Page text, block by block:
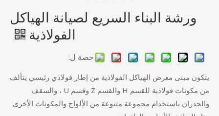
ورشة البناء السريع لصيانة الهياكل
الفولاذية
حصة ل:
يتكون مبنى معرض الهياكل الفولاذية من إطار فولاذي رئيسي يتألف
من مكونات فولاذية للقسم H والقسم Z وقسم U ، والسقف
والجدران باستخدام مجموعة متنوعة من الألواح والمكونات الأخرى